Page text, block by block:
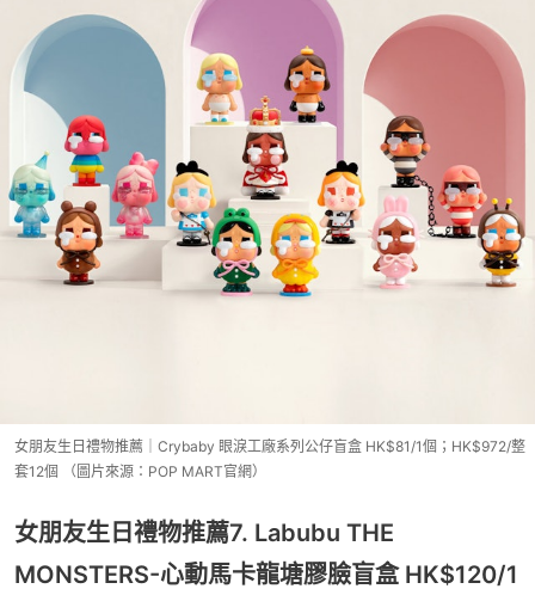
女朋友生日禮物推薦｜Crybaby 眼淚工廠系列公仔盲盒 HK$81/1個；HK$972/整
套12個 （圖片來源：POP MART官網）
女朋友生日禮物推薦7. Labubu THE
MONSTERS-心動馬卡龍塘膠臉盲盒 HK$120/1